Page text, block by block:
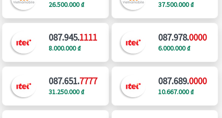
26.500.000 ₫ 37.500.000 ₫
087.945.1111
8.000.000 ₫
087.978.0000
6.000.000 ₫
087.651.7777
31.250.000 ₫
087.689.0000
10.667.000 ₫